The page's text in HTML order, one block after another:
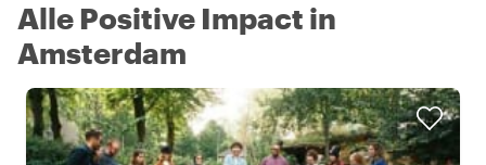
Alle Positive Impact in
Amsterdam